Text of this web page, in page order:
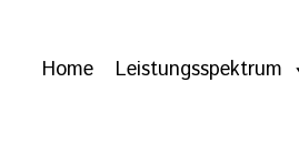
Home Leistungsspektrum